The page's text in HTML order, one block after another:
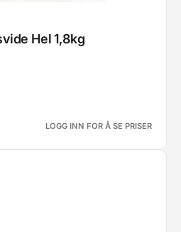
Hel 1,8kg
LOGG INN FOR Å SE PRISER